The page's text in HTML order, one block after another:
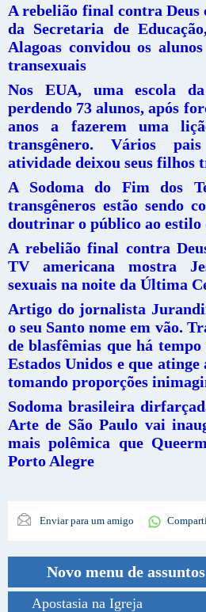
A rebelião final contra
da Secretaria de
Alagoas convidou os
transexuais
Nos EUA, uma escola
perdendo 73 alunos, após
anos a fazerem uma
transgênero. Vários
atividade deixou seus filhos
A Sodoma do Fim dos
transgêneros estão sendo
doutrinar o público ao estilo
A rebelião final contra
TV americana mostra
sexuais na noite da Última
Artigo do jornalista
o seu Santo nome em vão.
de blasfêmias que há
Estados Unidos e que
tomando proporções
Sodoma brasileira
Arte de São Paulo vai
mais polêmica que
Porto Alegre
Enviar para um amigo
Novo menu de
Apostasia na Igreja